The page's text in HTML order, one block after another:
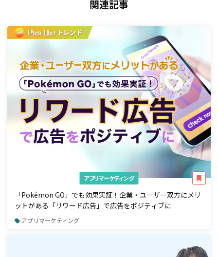
関連記事
アプリマーケティング
「Pokémon GO」でも効果実証！企業・ユーザー双方にメリ
ットがある「リワード広告」で広告をポジティブに
アプリマーケティング